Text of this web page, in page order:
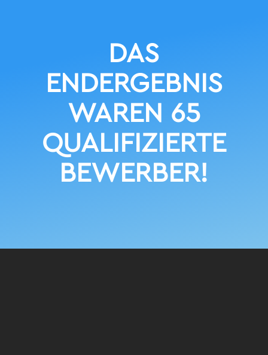
DAS
ENDERGEBNIS
WAREN 65
QUALIFIZIERTE
BEWERBER!